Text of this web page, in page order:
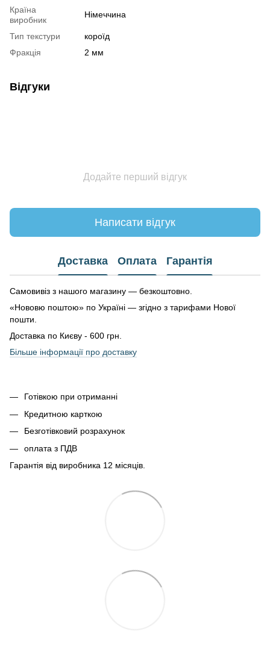
Країна
виробник
Німеччина
Тип текстури
короїд
Фракція
2 мм
Відгуки
Додайте перший відгук
Написати відгук
Доставка Оплата Гарантія
Самовивіз з нашого магазину — безкоштовно.
«Нововю поштою» по Україні — згідно з тарифами Нової
пошти.
Доставка по Києву - 600 грн.
Більше інформації про доставку
Готівкою при отриманні
Кредитною карткою
Безготівковий розрахунок
оплата з ПДВ
Гарантія від виробника 12 місяців.